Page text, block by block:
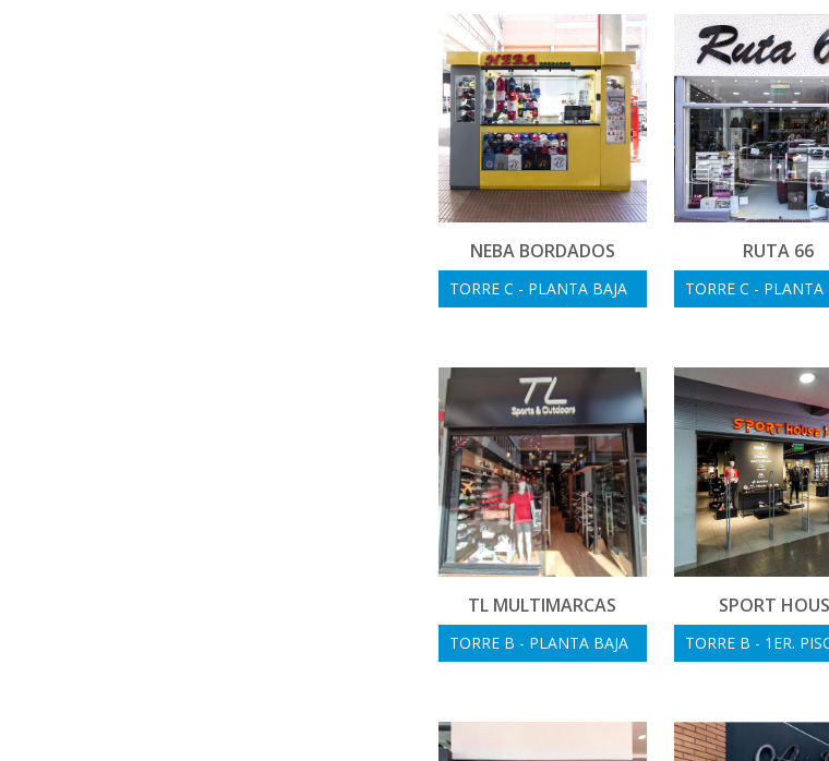
NEBA BORDADOS
TORRE C - PLANTA BAJA
RUTA 66
TORRE C - PLANTA
TL MULTIMARCAS
TORRE B - PLANTA BAJA
SPORT
TORRE B - 1ER.